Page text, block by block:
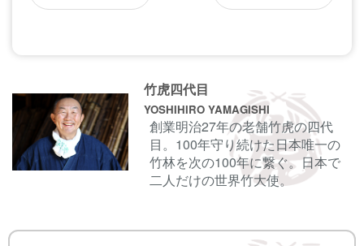
コメントする前にサインイン
ます。
名前
竹虎四代目
YOSHIHIRO YAMAGISHI
創業明治27年の老舗竹虎の四代
目。100年守り続けた日本唯一の
竹林を次の100年に繋ぐ。日本で
二人だけの世界竹大使。